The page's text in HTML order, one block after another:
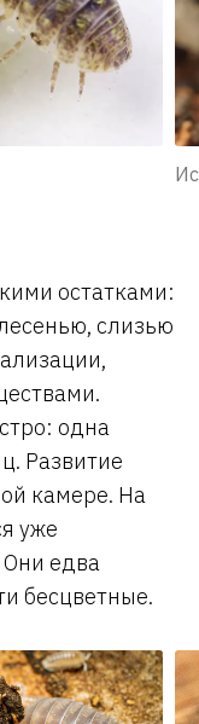
остатками:
слизью
одна
Развитие
камере. На
уже
едва
бесцветные.